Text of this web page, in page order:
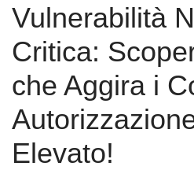
Vulnerabilità
Critica:
che Aggira i
Elevato!